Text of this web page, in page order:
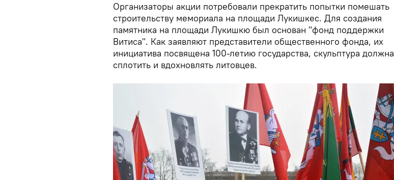
Организаторы акции потребовали прекратить попытки помешать
строительству мемориала на площади Лукишкес. Для создания
памятника на площади Лукишкю был основан "фонд поддержки
Витиса". Как заявляют представители общественного фонда, их
инициатива посвящена 100-летию государства, скульптура должна
сплотить и вдохновлять литовцев.